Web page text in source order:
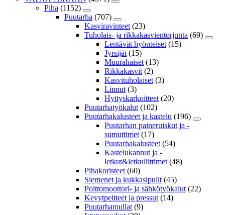
Piha (1152)
Puutarha (707)
Kasviravinteet (23)
Tuholais- ja rikkakasvientorjunta (69)
Lentävät hyönteiset (15)
Jyrsijät (15)
Muurahaiset (13)
Rikkakasvit (2)
Kasvituholaiset (3)
Linnut (3)
Hyttyskarkoitteet (20)
Puutarhatyökalut (102)
Puutarhakalusteet ja kastelu (196)
Puutarhan paineruiskut ja -
sumuttimet (17)
Puutarhakalusteet (54)
Kastelukannut ja -
letkut&letkuliittimet (48)
Pihakoristeet (60)
Siemenet ja kukkasipulit (45)
Polttomoottori- ja sähkötyökalut (22)
Kevytpeitteet ja pressut (14)
Puutarhamullat (9)